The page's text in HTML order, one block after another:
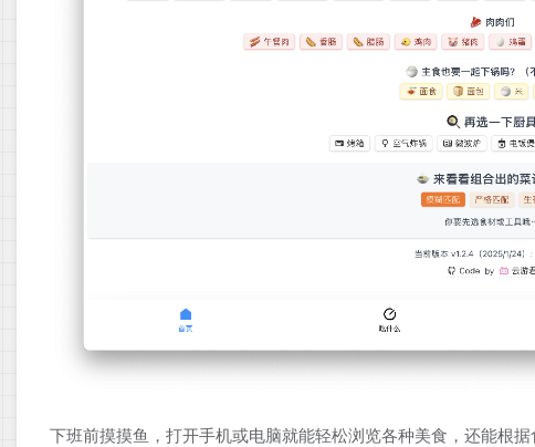
下班前摸摸鱼，打开手机或电脑就能轻松浏览各种美食，还能根据